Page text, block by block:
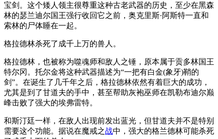
宝剑。这个矮人领主很尊重这种古老武器的历史，至少在黑森
林的瑟兰迪尔国王强行收回它之前，奥克里斯·阿斯特一直和
索林的尸体睡在一起。
格拉德林杀死了成千上万的兽人。
格拉德林，也被称为噬魂师和敌人之锤，原本属于贡多林国王
特尔冈。托尔金将这种武器描述为“一把有白金(象牙)鞘的
剑”。在诞生了几千年之后，格拉德林依然有着巨大的成功，
尤其是到了甘道夫的手中，甚至帮助灰袍巫师在凯勒布迪尔巅
峰击败了强大的埃弗雷特。
和斯汀廷一样，在敌人出现前发出蓝光，但甘道夫并不是特别
需要这个功能。据说在魔戒之战中，强大的格兰德林可能杀死